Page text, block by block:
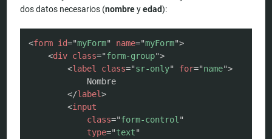
dos datos necesarios (nombreyedad):
<form id="myForm" name="myForm">
<div class="form-group">
<label class="sr-only" for="name">
            Nombre
</label>
<input
class="form-control "
type="text"